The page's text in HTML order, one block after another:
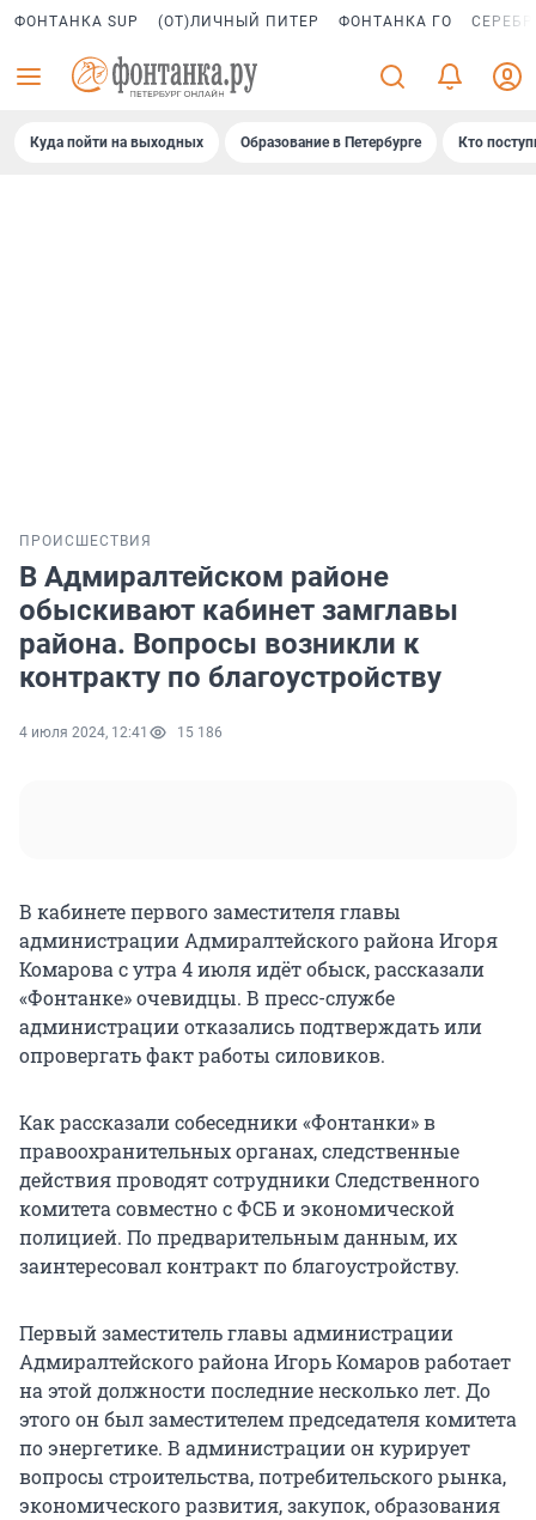
ФОНТАНКА SUP (ОТ)ЛИЧНЫЙ ПИТЕР ФОНТАНКА ГО
Куда пойти на выходных Образование в Петербурге Кто
ПРОИСШЕСТВИЯ
В Адмиралтейском районе
обыскивают кабинет замглавы
района. Вопросы возникли к
контракту по благоустройству
4 июля 2024, 12:41 15 186
В кабинете первого заместителя главы
администрации Адмиралтейского района Игоря
Комарова с утра 4 июля идёт обыск, рассказали
«Фонтанке» очевидцы. В пресс-службе
администрации отказались подтверждать или
опровергать факт работы силовиков.
Как рассказали собеседники «Фонтанки» в
правоохранительных органах, следственные
действия проводят сотрудники Следственного
комитета совместно с ФСБ и экономической
полицией. По предварительным данным, их
заинтересовал контракт по благоустройству.
Первый заместитель главы администрации
Адмиралтейского района Игорь Комаров работает
на этой должности последние несколько лет. До
этого он был заместителем председателя комитета
по энергетике. В администрации он курирует
вопросы строительства, потребительского рынка,
экономического развития, закупок, образования